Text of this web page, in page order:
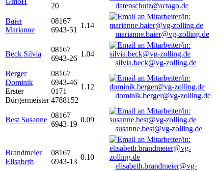
20
datenschutz@actago.de
Baier
Marianne
08167
6943-51
1.14
marianne.baier@vg-zolling.de
Beck Silvia
08167
6943-26
1.04
silvia.beck@vg-zolling.de
Berger
Dominik
Erster
Bürgermeister
08167
6943-46
0171
4788152
1.12
dominik.berger@vg-zolling.de
Best Susanne
08167
6943-19
0.09
susanne.best@vg-zolling.de
Brandmeier
Elisabeth
08167
6943-13
0.10
elisabeth.brandmeier@vg-